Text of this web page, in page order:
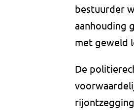
bestuurder
aanhouding
met geweld
De